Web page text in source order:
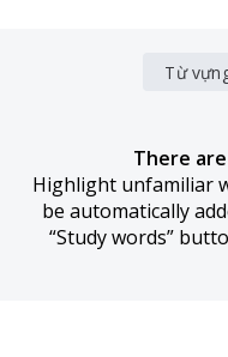
Từ
There
Highlight unfamiliar
be automatically
“Study words”